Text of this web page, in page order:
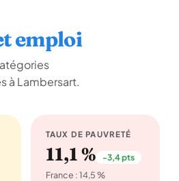
emploi
à Lambersart.
TAUX DE PAUVRETÉ
11,1 % -3,4 pts
France : 14,5 %